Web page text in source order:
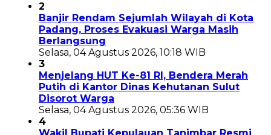
2
Banjir Rendam Sejumlah Wilayah di Kota
Padang, Proses Evakuasi Warga Masih
Berlangsung
Selasa, 04 Agustus 2026, 10:18 WIB
3
Menjelang HUT Ke-81 RI, Bendera Merah
Putih di Kantor Dinas Kehutanan Sulut
Disorot Warga
Selasa, 04 Agustus 2026, 05:36 WIB
4